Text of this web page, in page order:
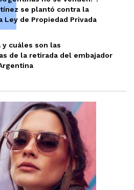
se plantó contra la
Ley de Propiedad Privada
y cuáles son las
de la retirada del embajador